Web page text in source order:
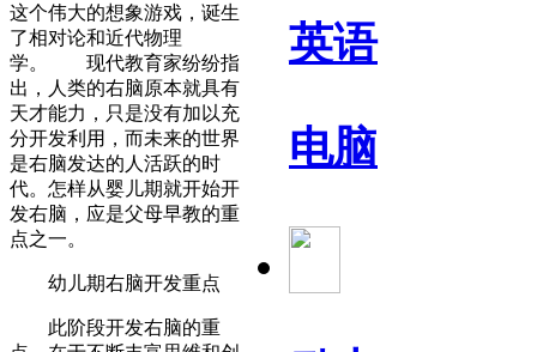
英语
电脑
这个伟大的想象游戏，诞生
了相对论和近代物理
学。 现代教育家纷纷指
出，人类的右脑原本就具有
天才能力，只是没有加以充
分开发利用，而未来的世界
是右脑发达的人活跃的时
代。怎样从婴儿期就开始开
发右脑，应是父母早教的重
点之一。
幼儿期右脑开发重点
此阶段开发右脑的重